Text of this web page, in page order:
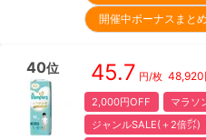
開催中ボーナスまと
40位 45.7 円/枚 48,920
2,000円OFF
マラソ
ジャンルSALE(＋2倍㌽)